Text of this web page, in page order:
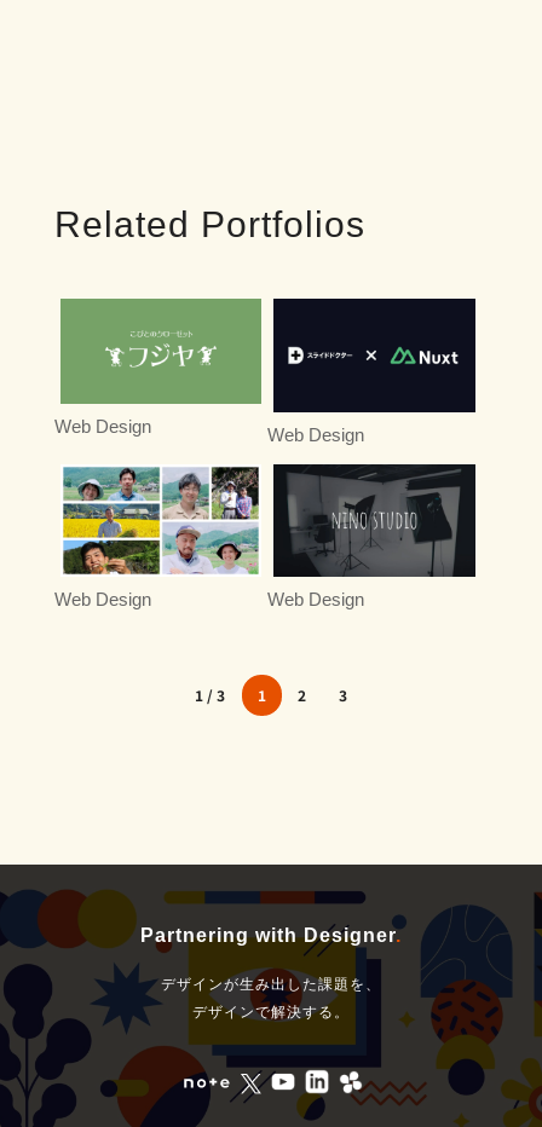
Related Portfolios
Web Design Web Design
Web Design Web Design
1 / 3 1 2 3
Partnering with Designer.
デザインが生み出した課題を、
デザインで解決する。